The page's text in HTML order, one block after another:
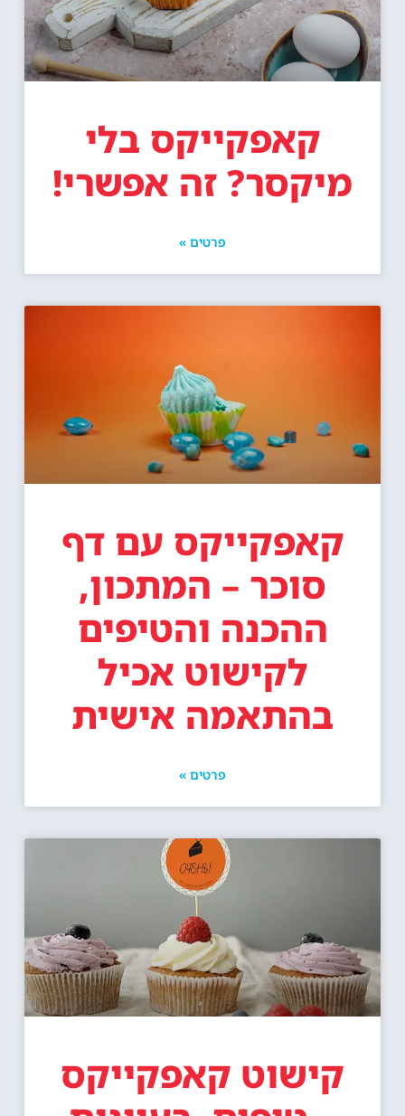
קאפקייקס בלי
מיקסר? זה אפשרי!
פרטים »
קאפקייקס עם דף
סוכר – המתכון,
ההכנה והטיפים
לקישוט אכיל
בהתאמה אישית
פרטים »
קישוט קאפקייקס